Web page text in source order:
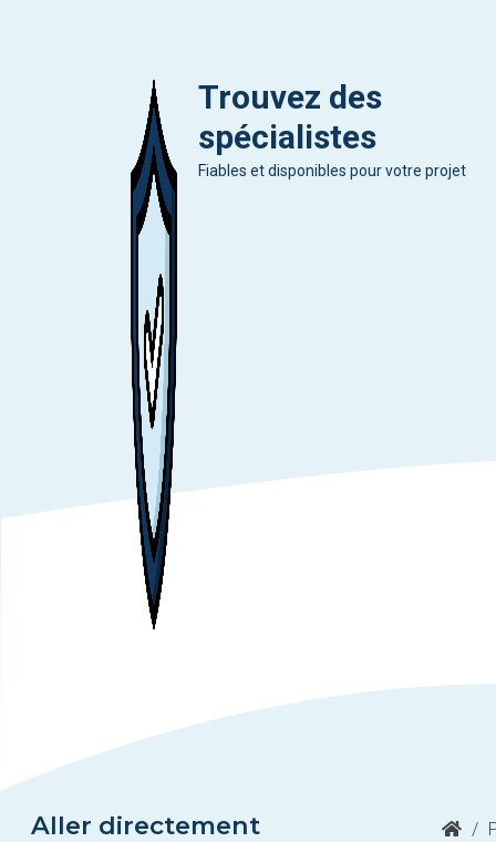
Trouvez des
spécialistes
Fiables et disponibles pour votre projet
Aller directement /